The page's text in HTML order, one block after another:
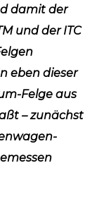
damit der
und der ITC
eben dieser
Felge aus
– zunächst